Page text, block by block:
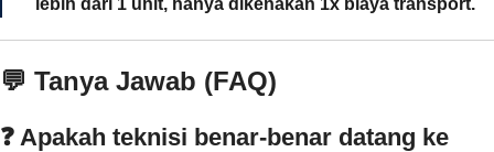
💬 Tanya Jawab (FAQ)
❓ Apakah teknisi benar-benar datang ke